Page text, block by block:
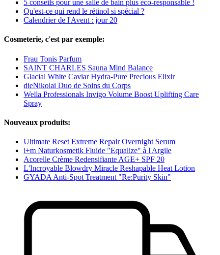
5 conseils pour une salle de bain plus éco-responsable !
Qu'est-ce qui rend le rétinol si spécial ?
Calendrier de l'Avent : jour 20
Cosmeterie, c'est par exemple:
Frau Tonis Parfum
SAINT CHARLES Sauna Mind Balance
Glacial White Caviar Hydra-Pure Precious Elixir
dieNikolai Duo de Soins du Corps
Wella Professionals Invigo Volume Boost Uplifting Care
Spray
Nouveaux produits:
Ultimate Reset Extreme Repair Overnight Serum
i+m Naturkosmetik Fluide "Equalize" à l'Argile
Acorelle Crème Redensifiante AGE+ SPF 20
L'Incroyable Blowdry Miracle Reshapable Heat Lotion
GYADA Anti-Spot Treatment "Re:Purity Skin"